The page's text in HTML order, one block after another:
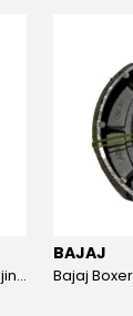
Bajaj B Logosu (Siperlik) Orijinal
BAJAJ